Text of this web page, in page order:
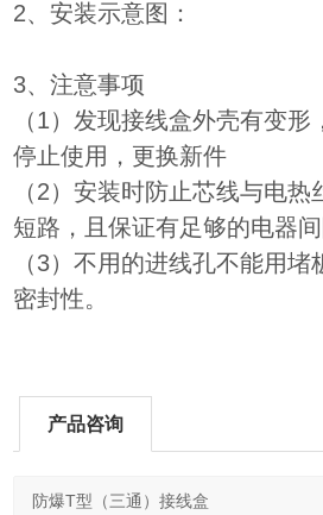
2、安装示意图：
3、注意事项
（1）发现接线盒外壳有变
停止使用，更换新件
（2）安装时防止芯线与电
短路，且保证有足够的电器
（3）不用的进线孔不能用
密封性。
产品咨询